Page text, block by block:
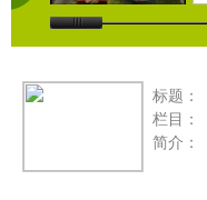
标题：
栏目：
简介：